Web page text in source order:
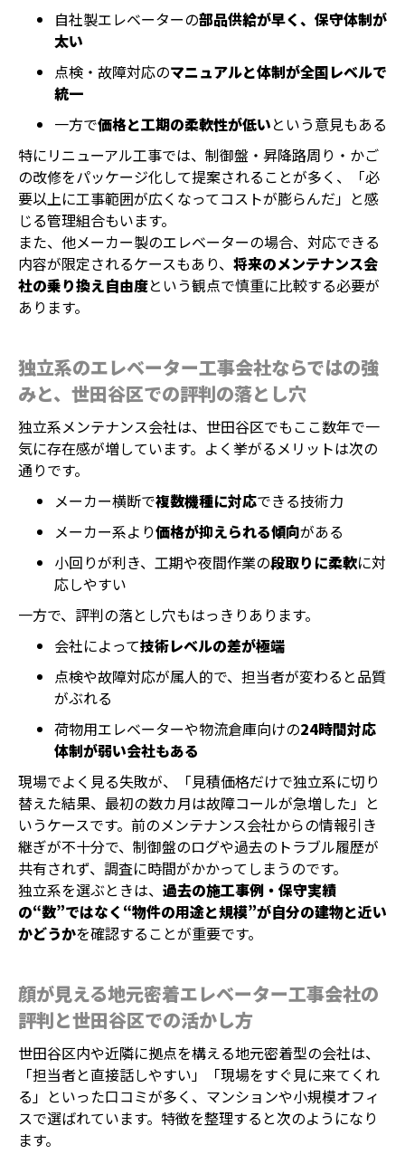
自社製エレベーターの部品供給が早く、保守体制が
太い
点検・故障対応のマニュアルと体制が全国レベルで
統一
一方で価格と工期の柔軟性が低いという意見もある
特にリニューアル工事では、制御盤・昇降路周り・かご
の改修をパッケージ化して提案されることが多く、「必
要以上に工事範囲が広くなってコストが膨らんだ」と感
じる管理組合もいます。
また、他メーカー製のエレベーターの場合、対応できる
内容が限定されるケースもあり、 将来のメンテナンス会
社の乗り換え自由度という観点で慎重に比較する必要が
あります。
独立系のエレベーター工事会社ならではの強
みと、世田谷区での評判の落とし穴
独立系メンテナンス会社は、世田谷区でもここ数年で一
気に存在感が増しています。よく挙がるメリットは次の
通りです。
メーカー横断で複数機種に対応できる技術力
メーカー系より価格が抑えられる傾向がある
小回りが利き、工期や夜間作業の段取りに柔軟に対
応しやすい
一方で、評判の落とし穴もはっきりあります。
会社によって技術レベルの差が極端
点検や故障対応が属人的で、担当者が変わると品質
がぶれる
荷物用エレベーターや物流倉庫向けの24時間対応
体制が弱い会社もある
現場でよく見る失敗が、「見積価格だけで独立系に切り
替えた結果、最初の数カ月は故障コールが急増した」と
いうケースです。前のメンテナンス会社からの情報引き
継ぎが不十分で、制御盤のログや過去のトラブル履歴が
共有されず、調査に時間がかかってしまうのです。
独立系を選ぶときは、 過去の施工事例・保守実績
の“数”ではなく“物件の用途と規模”が自分の建物と近い
かどうかを確認することが重要です。
顔が見える地元密着エレベーター工事会社の
評判と世田谷区での活かし方
世田谷区内や近隣に拠点を構える地元密着型の会社は、
「担当者と直接話しやすい」「現場をすぐ見に来てくれ
る」といった口コミが多く、マンションや小規模オフィ
スで選ばれています。特徴を整理すると次のようになり
ます。